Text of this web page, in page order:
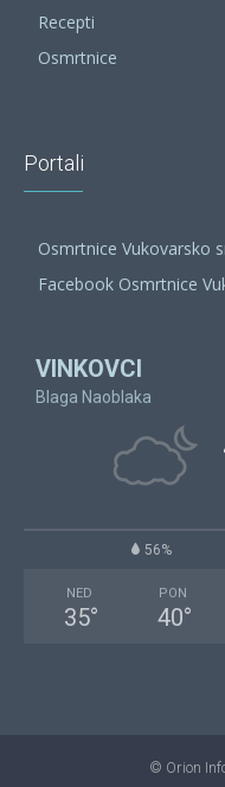
Recepti
Osmrtnice
Portali
Osmrtnice Vukovarsko
Facebook Osmrtnice
VINKOVCI
Blaga Naoblaka
56%
NED
35°
PON
40°
© Orion